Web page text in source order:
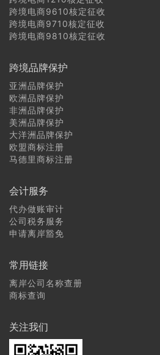
跨境电商9610核定征收
跨境电商9710核定征收
跨境电商9810核定征收
跨境品牌保护
亚洲品牌保护
欧洲品牌保护
非洲品牌保护
美洲品牌保护
大洋洲品牌保护
欧盟商标注册
马德里商标注册
会计服务
代办做账审计
公司税务服务
申请离岸豁免
常用链接
离岸公司名称查册
商标查询
关注我们